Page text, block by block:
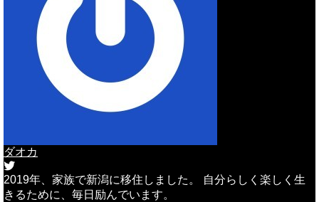
ダオカ
2019年、家族で新潟に移住しました。 自分らしく楽しく生
きるために、毎日励んでいます。